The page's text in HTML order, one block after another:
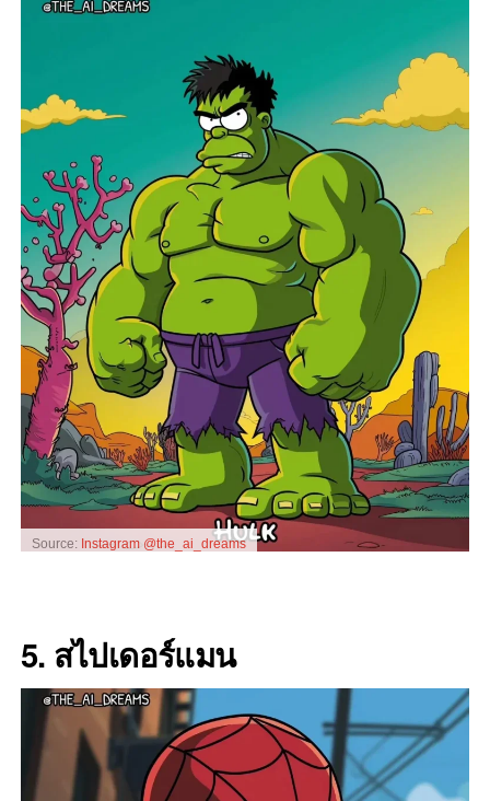
Source: Instagram @the_ai_dreams
5. สไปเดอร์แมน